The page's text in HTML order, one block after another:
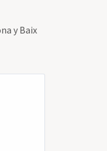
y Baix